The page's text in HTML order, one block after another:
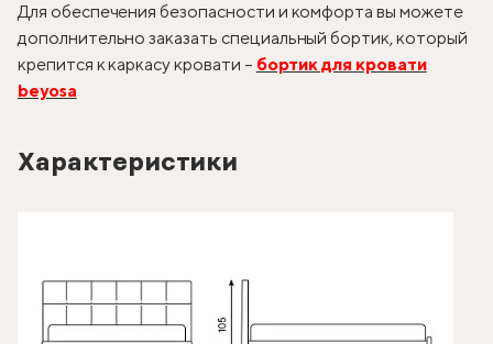
Для обеспечения безопасности и комфорта вы можете
дополнительно заказать специальный бортик, который
крепится к каркасу кровати – бортик для кровати
beyosa
Характеристики